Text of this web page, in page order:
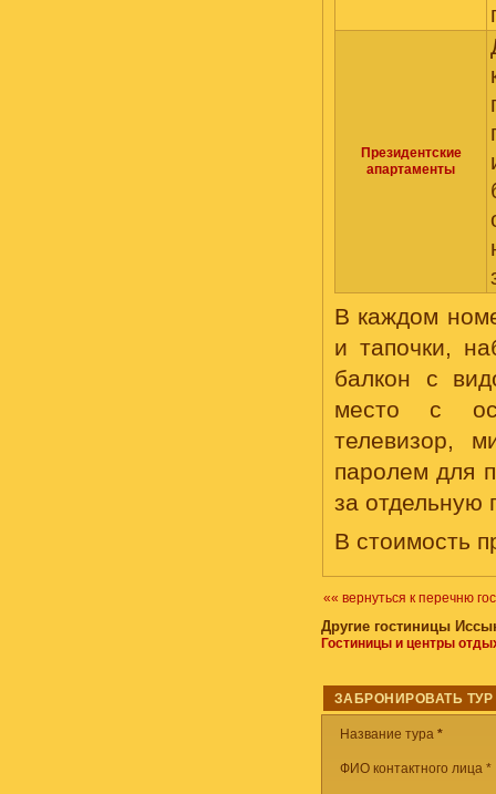
Президентские
апартаменты
В каждом
и тапочки,
балкон с
место с
телевизор,
паролем для
за отдельную
В стоимость
«« вернуться к перечню
Другие гостиницы
Гостиницы и центры
ЗАБРОНИРОВАТЬ ТУР
Название тура *
ФИО контактного лица *